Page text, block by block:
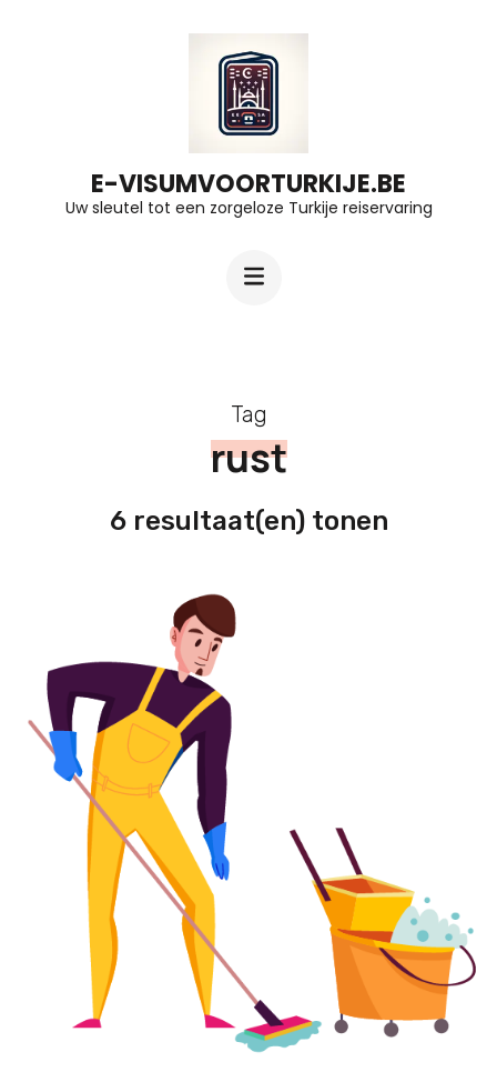
E-VISUMVOORTURKIJE.BE
Uw sleutel tot een zorgeloze Turkije reiservaring
Tag
rust
6 resultaat(en) tonen